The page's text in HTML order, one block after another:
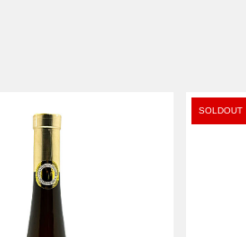
SOLDOUT